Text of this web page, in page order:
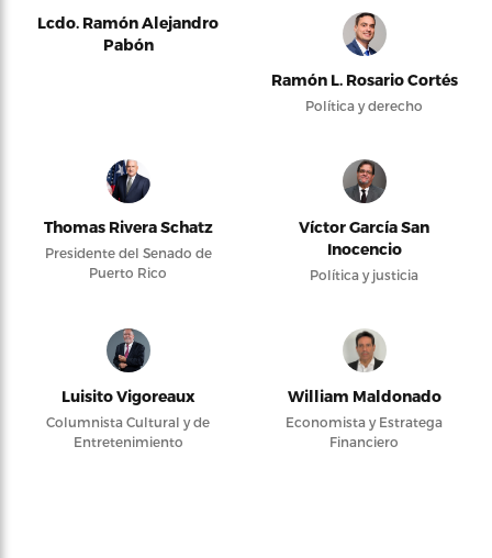
Lcdo. Ramón Alejandro
Pabón
Ramón L. Rosario Cortés
Política y derecho
Thomas Rivera Schatz
Presidente del Senado de
Puerto Rico
Víctor García San
Inocencio
Política y justicia
Luisito Vigoreaux
Columnista Cultural y de
Entretenimiento
William Maldonado
Economista y Estratega
Financiero